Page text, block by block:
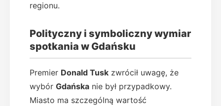
regionu.
Polityczny i symboliczny wymiar
spotkania w Gdańsku
Premier Donald Tusk zwrócił uwagę, że
wybór Gdańska nie był przypadkowy.
Miasto ma szczególną wartość